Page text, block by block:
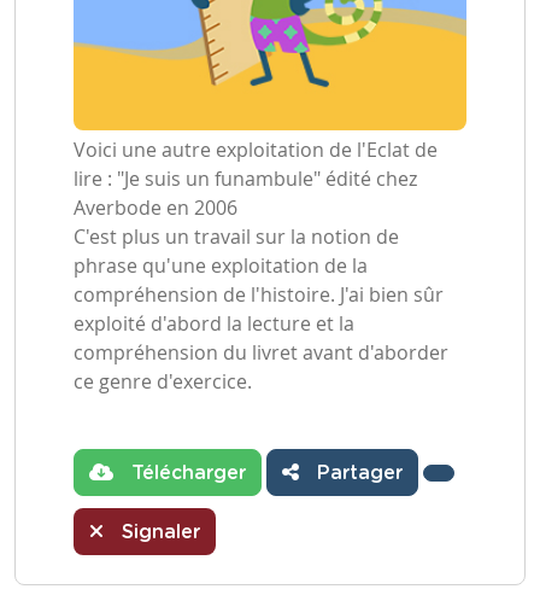
Voici une autre exploitation de l'Eclat de
lire : "Je suis un funambule" édité chez
Averbode en 2006
C'est plus un travail sur la notion de
phrase qu'une exploitation de la
compréhension de l'histoire. J'ai bien sûr
exploité d'abord la lecture et la
compréhension du livret avant d'aborder
ce genre d'exercice.
Télécharger Partager
Signaler